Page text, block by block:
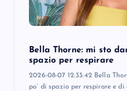
Bella Thorne: mi sto
spazio per respirare
2026-08-07 12:33:42 Bella
po’ di spazio per respirare e di